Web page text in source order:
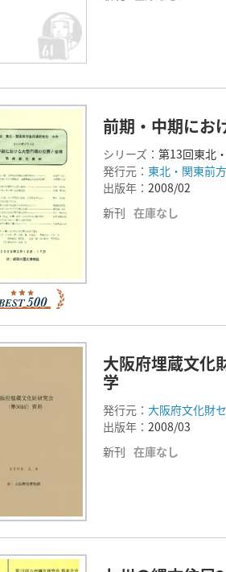
前期・中期にお
シリーズ： 第13回東北
発行元： 東北・関東前
出版年： 2008/02
新刊 在庫なし
大阪府埋蔵文
学
発行元： 大阪府文化財
出版年： 2008/03
新刊 在庫なし